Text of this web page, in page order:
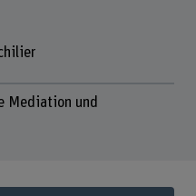
Mediation und